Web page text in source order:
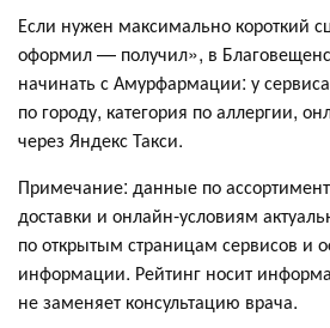
Если нужен максимально короткий
оформил — получил», в
начинать с Амурфармации: у сервиса
по городу, категория по аллергии,
через Яндекс Такси.
Примечание: данные по
доставки и онлайн-условиям
по открытым страницам сервисов и
информации. Рейтинг носит
не заменяет консультацию врача.